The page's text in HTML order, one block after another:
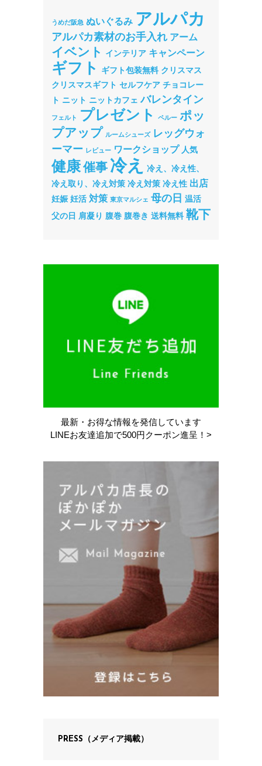
うめだ阪急 ぬいぐるみ アルパカ
アルパカ素材のお手入れ アーム
イベント インテリア キャンペーン
ギフト ギフト包装無料 クリスマス
クリスマスギフト セルフケア チョコレー
ト ニット ニットカフェ バレンタイン
フェルト プレゼント ペルー ポッ
プアップ ルームシューズ レッグウォ
ーマー レビュー ワークショップ 人気
健康催事 冷え
冷え、冷え性、
冷え取り、冷え対策 冷え対策 冷え性 出店
妊娠 妊活 対策 東京マルシェ 母の日 温活
父の日 肩凝り 腹巻 腹巻き 送料無料 靴下
最新・お得な情報を発信しています
LINEお友達追加で500円クーポン進呈！>
PRESS（メディア掲載）